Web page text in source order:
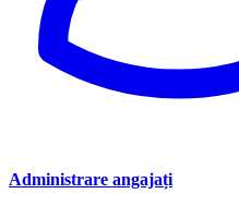
Administrare angajați